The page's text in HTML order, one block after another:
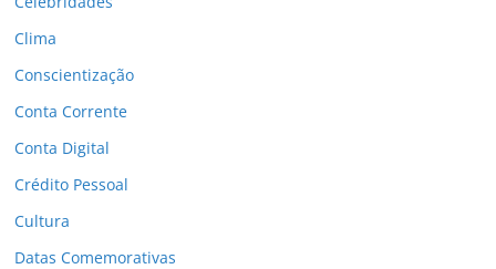
Clima
Conscientização
Conta Corrente
Conta Digital
Crédito Pessoal
Cultura
Datas Comemorativas